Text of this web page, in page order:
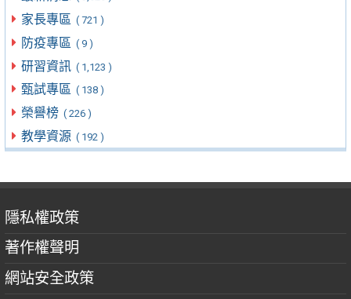
家長專區 ( 721 )
防疫專區 ( 9 )
研習資訊 ( 1,123 )
甄試專區 ( 138 )
榮譽榜 ( 226 )
教學資源 ( 192 )
隱私權政策
著作權聲明
網站安全政策